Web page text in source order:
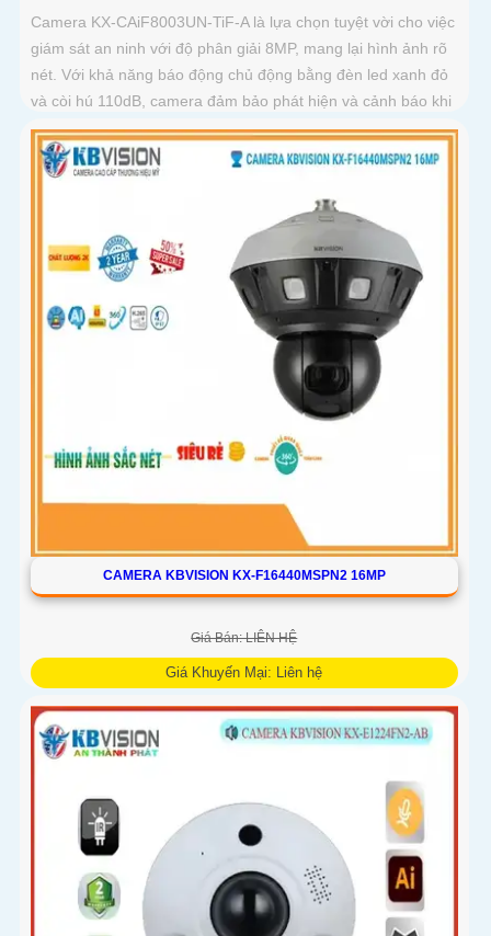
Camera KX-CAiF8003UN-TiF-A là lựa chọn tuyệt vời cho việc
giám sát an ninh với độ phân giải 8MP, mang lại hình ảnh rõ
nét. Với khả năng báo động chủ động bằng đèn led xanh đỏ
và còi hú 110dB, camera đảm bảo phát hiện và cảnh báo khi
có xâm nhậpThiết bị Camera Giá Rẻ Công Nghệ POE KX-
CAiF8003UN-TiF-A tích hợp chức năng cao cấp Thu Âm Và
Loa rõ ràng để mang lại trải nghiệm hình ảnh và âm thanh
CAMERA KBVISION KX-F16440MSPN2 16MP
Giá Bán: LIÊN HỆ
Giá Khuyến Mại: Liên hệ
Camera Speed Dome Kbvision IP KX-F16440MSPN2 sử
dụng cảm biến Sony STARVIS CMOS, xử lý mạnh mẽ, chức
hình ảnh. Hỗ trợ chất lượng hình ảnh sắc nét, tiết kiệm băng
thông, tích hợp công nghệ H